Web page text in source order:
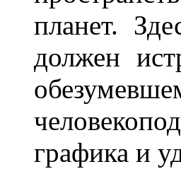
планет.
должен
графика и